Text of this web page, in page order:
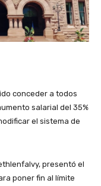
conceder a todos
salarial del 35%
el sistema de
presentó el
poner fin al límite